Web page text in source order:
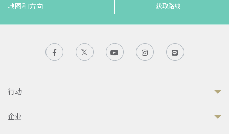
地图和方向 获取路线
行动
企业